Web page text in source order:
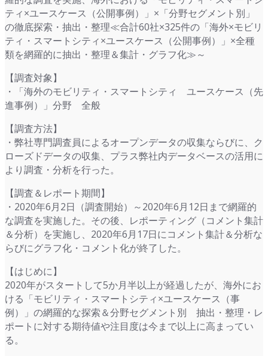
ティ×ユースケース（公開事例）」×「分野セグメント別」
の徹底探索・抽出・整理≪合計60社×325件の「海外×モビリ
ティ・スマートシティ×ユースケース（公開事例）」×全種
類を網羅的に抽出・整理＆集計・グラフ化≫～
【調査対象】
・「海外のモビリティ・スマートシティ ユースケース（先
進事例）」分野 全般
【調査方法】
・弊社専門調査員によるオープンデータの収集ならびに、ク
ローズドデータの収集、プラス弊社内データベースの活用に
より調査・分析を行った。
【調査＆レポート期間】
・2020年6月2日（調査開始）～2020年6月12日まで網羅的
な調査を実施した。その後、レポーティング（コメント集計
＆分析）を実施し、2020年6月17日にコメント集計＆分析な
らびにグラフ化・コメント化が終了した。
【はじめに】
2020年がスタートして5か月半以上が経過したが、海外にお
ける「モビリティ・スマートシティ×ユースケース（事
例）」の網羅的な探索＆分野セグメント別 抽出・整理・レ
ポートに対する期待値や注目度は今まで以上に高まってい
る。